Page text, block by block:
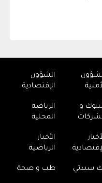
الشؤون
الإقتصادية
و
الرياضة
المحلية
الأخبار
الرياضية
سيدتي طب و صحة